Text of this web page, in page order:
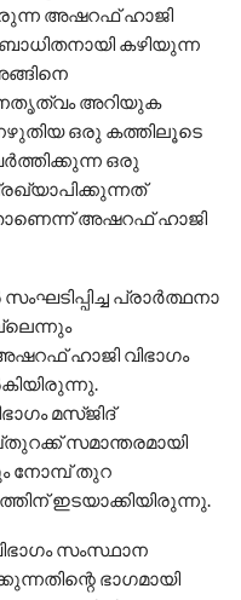
അഷറഫ് ഹാജി
കഴിയുന്ന
അറിയുക
ഒരു കത്തിലൂടെ
ഒരു
അഷറഫ് ഹാജി
പ്രാർത്ഥനാ
ഹാജി വിഭാഗം
മസ്ജിദ്
സമാന്തരമായി
നോമ്പ് തുറ
ഇടയാക്കിയിരുന്നു.
സംസ്ഥാന
ഭാഗമായി